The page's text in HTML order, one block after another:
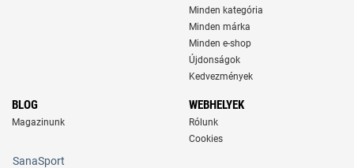
Minden kategória
Minden márka
Minden e-shop
Újdonságok
Kedvezmények
BLOG
Magazinunk
WEBHELYEK
Rólunk
Cookies
SanaSport